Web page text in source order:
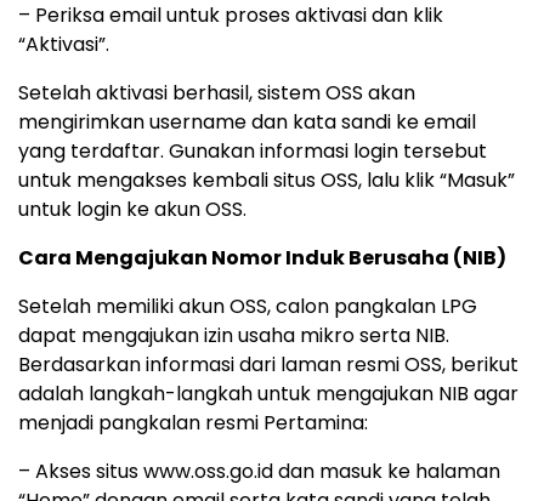
– Periksa email untuk proses aktivasi dan klik
“Aktivasi”.
Setelah aktivasi berhasil, sistem OSS akan
mengirimkan username dan kata sandi ke email
yang terdaftar. Gunakan informasi login tersebut
untuk mengakses kembali situs OSS, lalu klik “Masuk”
untuk login ke akun OSS.
Cara Mengajukan Nomor Induk Berusaha (NIB)
Setelah memiliki akun OSS, calon pangkalan LPG
dapat mengajukan izin usaha mikro serta NIB.
Berdasarkan informasi dari laman resmi OSS, berikut
adalah langkah-langkah untuk mengajukan NIB agar
menjadi pangkalan resmi Pertamina:
– Akses situs www.oss.go.id dan masuk ke halaman